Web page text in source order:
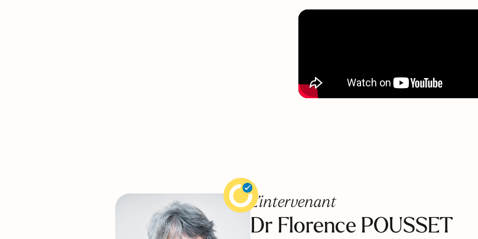
L’intervenant
Dr Florence POUSSET